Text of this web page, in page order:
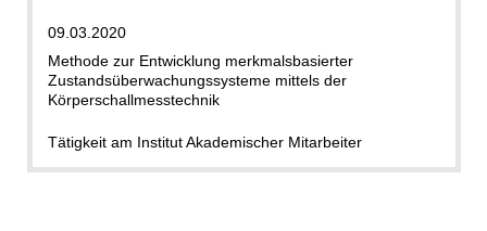
09.03.2020
Methode zur Entwicklung merkmalsbasierter
Zustandsüberwachungssysteme mittels der
Körperschallmesstechnik
Tätigkeit am Institut Akademischer Mitarbeiter